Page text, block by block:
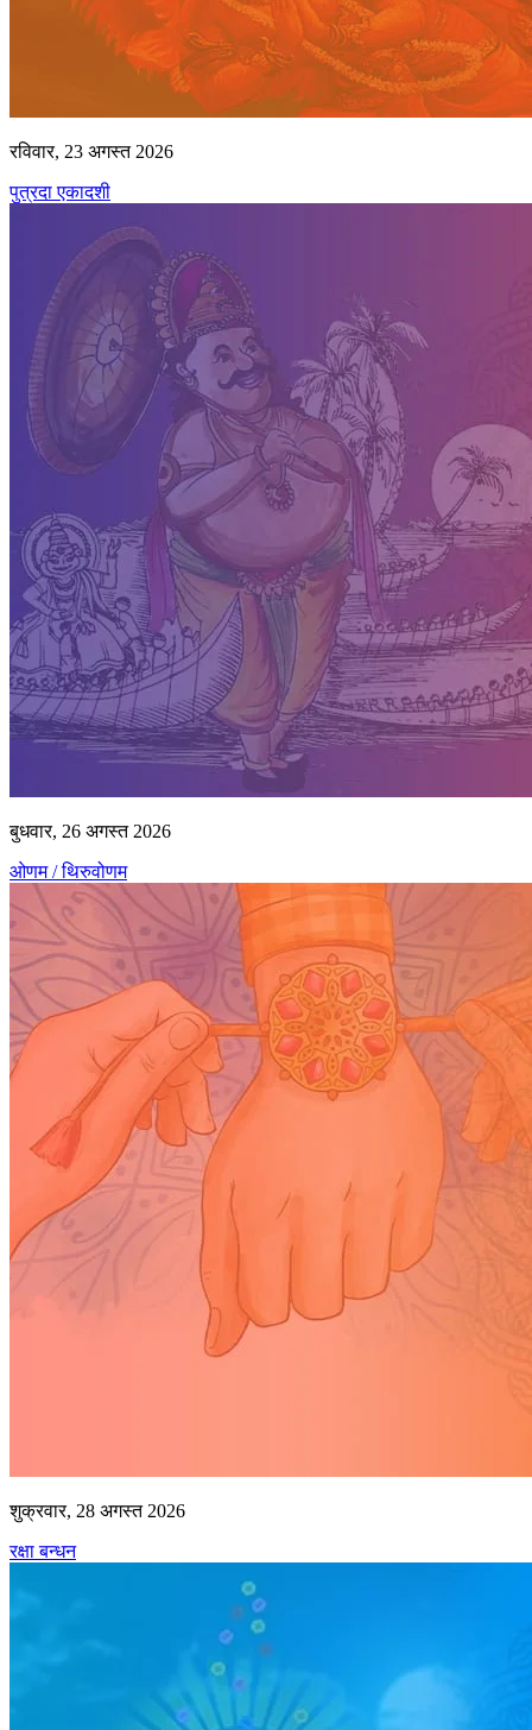
रविवार, 23 अगस्त 2026
पुत्रदा एकादशी
बुधवार, 26 अगस्त 2026
ओणम / थिरुवोणम
शुक्रवार, 28 अगस्त 2026
रक्षा बन्धन